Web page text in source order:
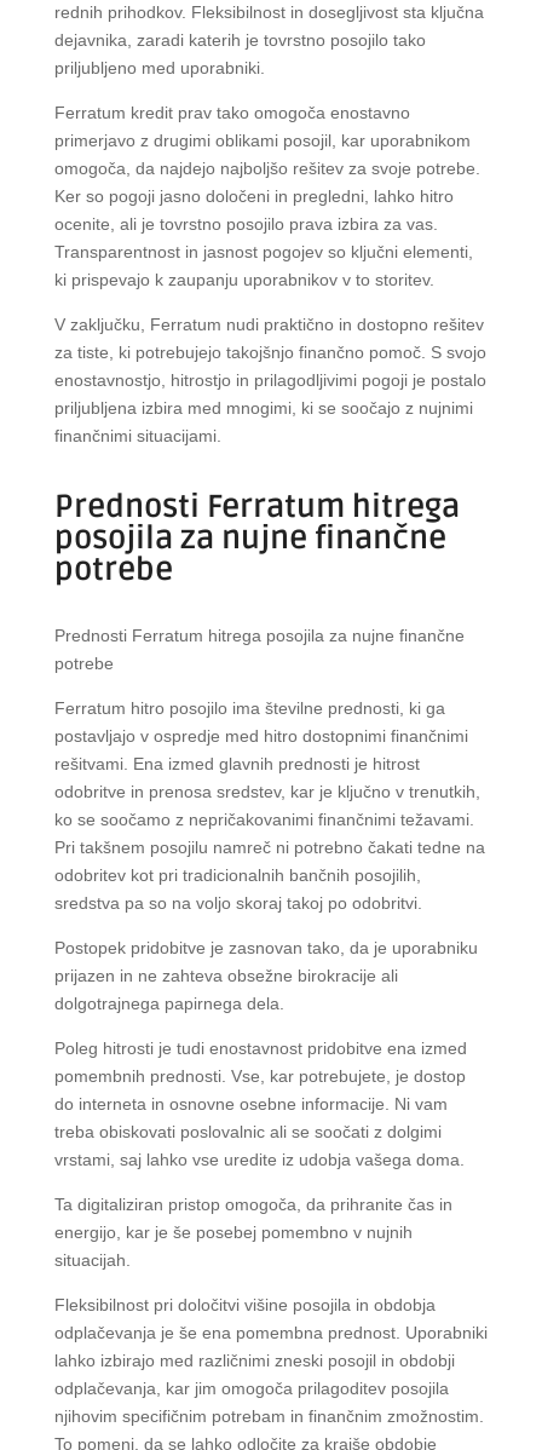
rednih prihodkov. Fleksibilnost in dosegljivost sta ključna
dejavnika, zaradi katerih je tovrstno posojilo tako
priljubljeno med uporabniki.
Ferratum kredit prav tako omogoča enostavno
primerjavo z drugimi oblikami posojil, kar uporabnikom
omogoča, da najdejo najboljšo rešitev za svoje potrebe.
Ker so pogoji jasno določeni in pregledni, lahko hitro
ocenite, ali je tovrstno posojilo prava izbira za vas.
Transparentnost in jasnost pogojev so ključni elementi,
ki prispevajo k zaupanju uporabnikov v to storitev.
V zaključku, Ferratum nudi praktično in dostopno rešitev
za tiste, ki potrebujejo takojšnjo finančno pomoč. S svojo
enostavnostjo, hitrostjo in prilagodljivimi pogoji je postalo
priljubljena izbira med mnogimi, ki se soočajo z nujnimi
finančnimi situacijami.
Prednosti Ferratum hitrega
posojila za nujne finančne
potrebe
Prednosti Ferratum hitrega posojila za nujne finančne
potrebe
Ferratum hitro posojilo ima številne prednosti, ki ga
postavljajo v ospredje med hitro dostopnimi finančnimi
rešitvami. Ena izmed glavnih prednosti je hitrost
odobritve in prenosa sredstev, kar je ključno v trenutkih,
ko se soočamo z nepričakovanimi finančnimi težavami.
Pri takšnem posojilu namreč ni potrebno čakati tedne na
odobritev kot pri tradicionalnih bančnih posojilih,
sredstva pa so na voljo skoraj takoj po odobritvi.
Postopek pridobitve je zasnovan tako, da je uporabniku
prijazen in ne zahteva obsežne birokracije ali
dolgotrajnega papirnega dela.
Poleg hitrosti je tudi enostavnost pridobitve ena izmed
pomembnih prednosti. Vse, kar potrebujete, je dostop
do interneta in osnovne osebne informacije. Ni vam
treba obiskovati poslovalnic ali se soočati z dolgimi
vrstami, saj lahko vse uredite iz udobja vašega doma.
Ta digitaliziran pristop omogoča, da prihranite čas in
energijo, kar je še posebej pomembno v nujnih
situacijah.
Fleksibilnost pri določitvi višine posojila in obdobja
odplačevanja je še ena pomembna prednost. Uporabniki
lahko izbirajo med različnimi zneski posojil in obdobji
odplačevanja, kar jim omogoča prilagoditev posojila
njihovim specifičnim potrebam in finančnim zmožnostim.
To pomeni, da se lahko odločite za krajše obdobje